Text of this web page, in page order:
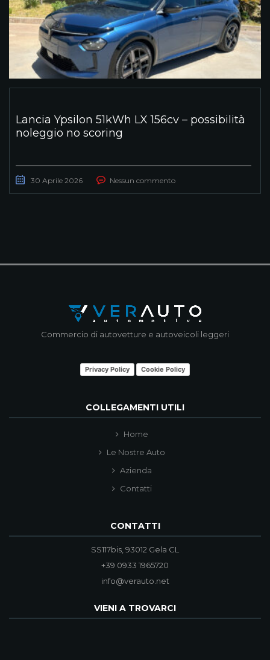
Lancia Ypsilon 51kWh LX 156cv – possibilità
noleggio no scoring
30 Aprile 2026 Nessun commento
Commercio di autovetture e autoveicoli leggeri
Privacy Policy Cookie Policy
COLLEGAMENTI UTILI
Home
Le Nostre Auto
Azienda
Contatti
CONTATTI
SS117bis, 93012 Gela CL
+39 0933 1965720
info@verauto.net
VIENI A TROVARCI